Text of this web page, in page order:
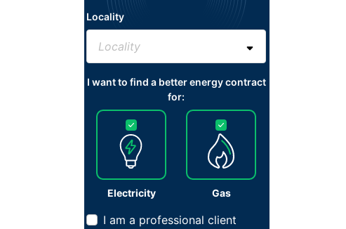
Locality
I want to find a better energy contract
for:
Electricity Gas
I am a professional client